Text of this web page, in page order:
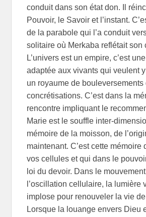
conduit dans son état don. Il
Pouvoir, le Savoir et l’instant.
de la parabole qui l’a conduit
solitaire où Merkaba reflétait son
L’univers est un empire, c’est
adaptée aux vivants qui veulent y
un royaume de bouleversements
concrétisations. C’est dans la
rencontre impliquant le
Marie est le souffle inter-
mémoire de la moisson, de
maintenant. C’est cette mémoire
vos cellules et qui dans le
loi du devoir. Dans le
l’oscillation cellulaire, la lumière
implose pour renouveler la vie
Lorsque la louange envers Dieu